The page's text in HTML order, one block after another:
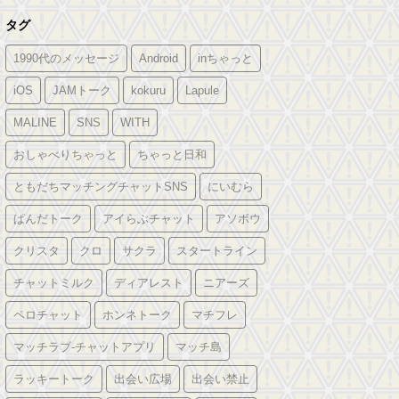
タグ
1990代のメッセージ Android inちゃっと
iOS JAMトーク kokuru Lapule
MALINE SNS WITH
おしゃべりちゃっと ちゃっと日和
ともだちマッチングチャットSNS にいむら
ぱんだトーク アイらぶチャット アソボウ
クリスタ クロ サクラ スタートライン
チャットミルク ディアレスト ニアーズ
ペロチャット ホンネトーク マチフレ
マッチラブ-チャットアプリ マッチ島
ラッキートーク 出会い広場 出会い禁止